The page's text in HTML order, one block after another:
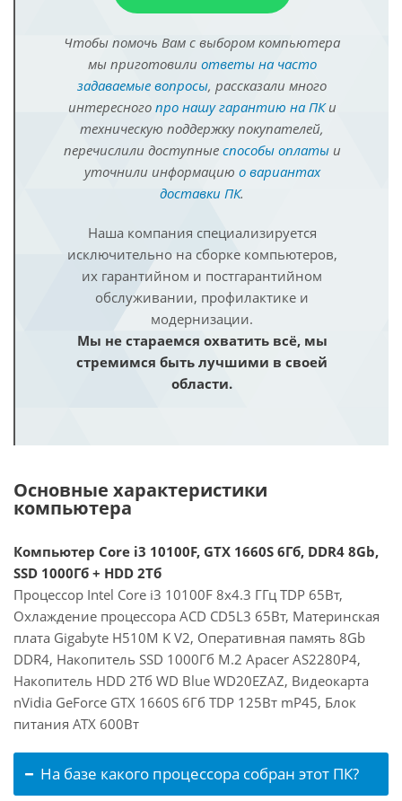
Чтобы помочь Вам с выбором компьютера
мы приготовили ответы на часто
задаваемые вопросы, рассказали много
интересного про нашу гарантию на ПКи
техническую поддержку покупателей,
перечислили доступные способы оплатыи
уточнили информацию о вариантах
доставки ПК.
Наша компания специализируется
исключительно на сборке компьютеров,
их гарантийном и постгарантийном
обслуживании, профилактике и
модернизации.
Мы не стараемся охватить всё, мы
стремимся быть лучшими в своей
области.
Основные характеристики
компьютера
Компьютер Core i3 10100F, GTX 1660S 6Гб, DDR4 8Gb,
SSD 1000Гб + HDD 2Тб
Процессор Intel Core i3 10100F 8x4.3 ГГц TDP 65Вт,
Охлаждение процессора ACD CD5L3 65Вт, Материнская
плата Gigabyte H510M K V2, Оперативная память 8Gb
DDR4, Накопитель SSD 1000Гб M.2 Apacer AS2280P4,
Накопитель HDD 2Тб WD Blue WD20EZAZ, Видеокарта
nVidia GeForce GTX 1660S 6Гб TDP 125Вт mP45, Блок
питания ATX 600Вт
На базе какого процессора собран этот ПК?